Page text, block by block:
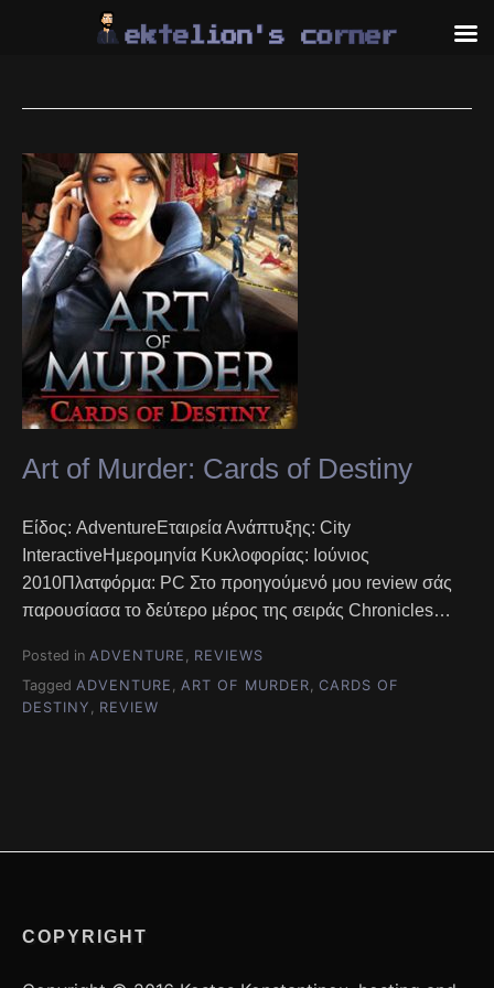
Art of Murder: Cards of Destiny
Είδος: AdventureΕταιρεία Ανάπτυξης: City
InteractiveΗμερομηνία Κυκλοφορίας: Ιούνιος
2010Πλατφόρμα: PC Στο προηγούμενό μου review σάς
παρουσίασα το δεύτερο μέρος της σειράς Chronicles…
Posted in ADVENTURE , REVIEWS
Tagged ADVENTURE ART OF MURDER CARDS OF
DESTINY
REVIEW
COPYRIGHT